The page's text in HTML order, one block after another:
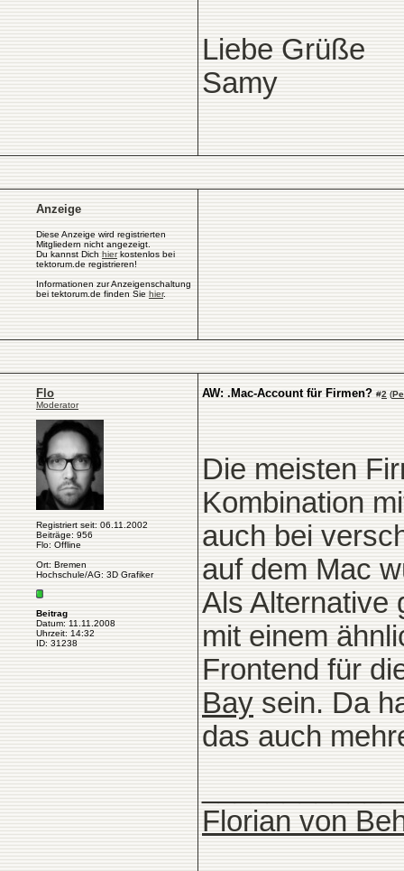
Liebe Grüße
Samy
Anzeige
Diese Anzeige wird registrierten
Mitgliedern nicht angezeigt.
Du kannst Dich hierkostenlos bei
tektorum.de registrieren!
Informationen zur Anzeigenschaltung
bei tektorum.de finden Sie hier.
Flo
Moderator
Registriert seit: 06.11.2002
Beiträge: 956
Flo: Offline
Ort: Bremen
Hochschule/AG: 3D Grafiker
Beitrag
Datum: 11.11.2008
Uhrzeit: 14:32
ID: 31238
AW: .Mac-Account für Firmen? #2 (
Die meisten
Kombination
auch bei
auf dem Mac
Als Alternative
mit einem
Frontend für
Bay sein. Da
das auch
Florian von